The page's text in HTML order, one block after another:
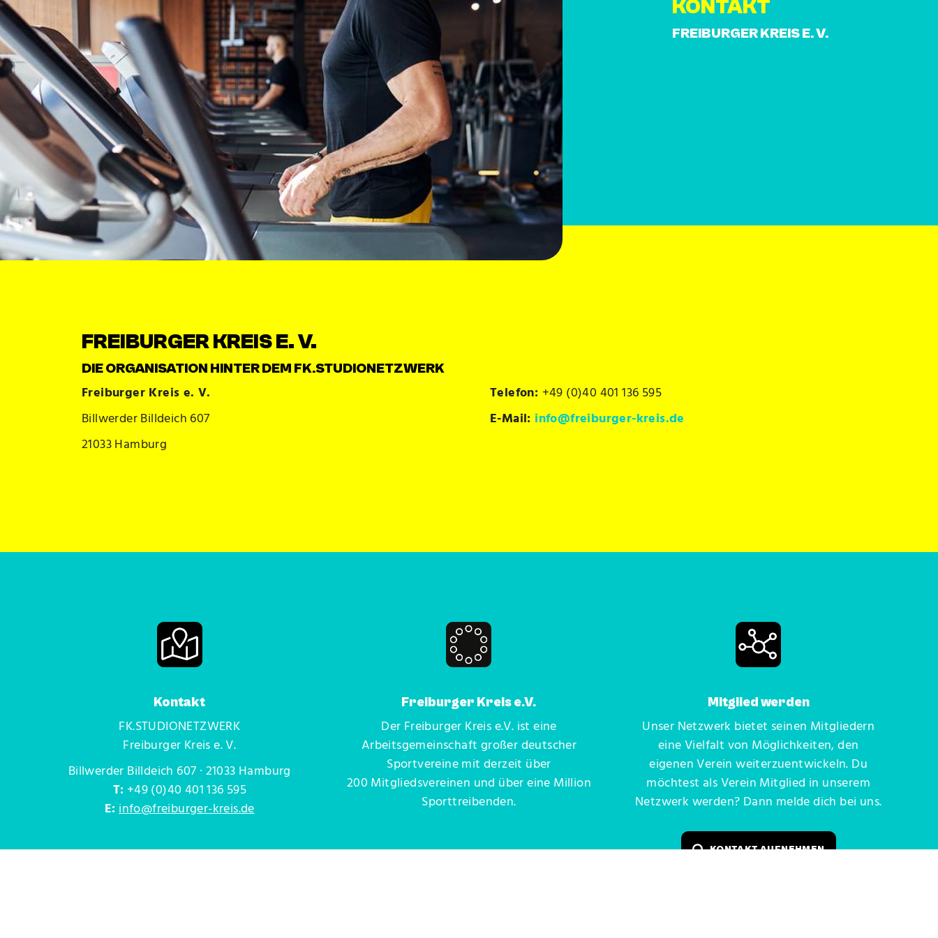
KONTAKT
Impressum
Datenschutz
KONTAKT
FREIBURGER KREIS E. V.
FREIBURGER KREIS E. V.
DIE ORGANISATION HINTER DEM FK.STUDIONETZWERK
Freiburger Kreis e. V.
Billwerder Billdeich 607
21033 Hamburg
Telefon: +49 (0)40 401 136 595
E-Mail: info@freiburger-kreis.de
Kontakt
FK.STUDIONETZWERK
Freiburger Kreis e. V.
Billwerder Billdeich 607 · 21033 Hamburg
T: +49 (0)40 401 136 595
E:info@freiburger-kreis.de
Freiburger Kreis e.V.
Der Freiburger Kreis e.V. ist eine
Arbeitsgemeinschaft großer deutscher
Sportvereine mit derzeit über
200 Mitgliedsvereinen und über eine Million
Sporttreibenden.
Mitglied werden
Unser Netzwerk bietet seinen Mitgliedern
eine Vielfalt von Möglichkeiten, den
eigenen Verein weiterzuentwickeln. Du
möchtest als Verein Mitglied in unserem
Netzwerk werden? Dann melde dich bei uns.
KONTAKT AUFNEHMEN